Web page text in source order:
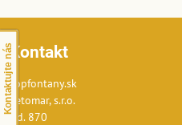
Kontakt
Topfontany.sk
Petomar, s.r.o.
č.d. 870
Kontaktujte nás